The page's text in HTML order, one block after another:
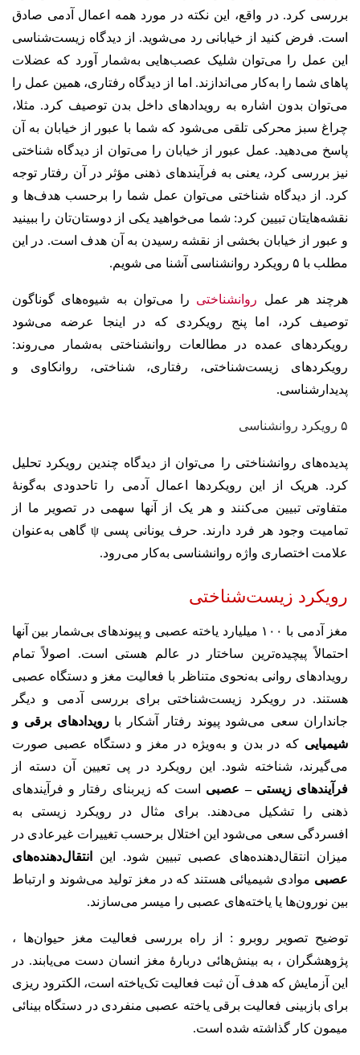
بررسی کرد. در واقع، این نکته در مورد همه اعمال آدمی صادق
است. فرض کنید از خیابانی رد می‌شوید. از دیدگاه زیست‌شناسی
این عمل را می‌توان شلیک عصب‌هایی به‌شمار آورد که عضلات
پاهای شما را به‌کار می‌اندازند. اما از دیدگاه رفتاری، همین عمل را
می‌توان بدون اشاره به رویدادهای داخل بدن توصیف کرد. مثلا،
چراغ سبز محرکی تلقی می‌شود که شما با عبور از خیابان به آن
پاسخ می‌دهید. عمل عبور از خیابان را می‌توان از دیدگاه شناختی
نیز بررسی کرد، یعنی به فرآیندهای ذهنی مؤثر در آن رفتار توجه
کرد. از دیدگاه شناختی می‌توان عمل شما را برحسب هدف‌ها و
نقشه‌هایتان تبیین کرد: شما می‌خواهید یکی از دوستان‌تان را ببینید
و عبور از خیابان بخشی از نقشه رسیدن به آن هدف است. در این
مطلب با ۵ رویکرد روانشناسی آشنا می شویم.
هرچند هر عمل روانشناختی را می‌توان به شیوه‌های گوناگون
توصیف کرد، اما پنج رویکردی که در اینجا عرضه می‌شود
رویکردهای عمده در مطالعات روانشناختی به‌شمار می‌روند:
رویکردهای زیست‌شناختی، رفتاری، شناختی، روانکاوی و
پدیدارشناسی.
۵ رویکرد روانشناسی
پدیده‌های روانشناختی را می‌توان از دیدگاه چندین رویکرد تحلیل
کرد. هریک از این رویکردها اعمال آدمی را تاحدودی به‌گونهٔ
متفاوتی تبیین می‌کنند و هر یک از آنها سهمی در تصویر ما از
تمامیت وجود هر فرد دارند. حرف یونانی پسی ψ گاهی به‌عنوان
علامت اختصاری واژه روانشناسی به‌کار می‌رود.
رویکرد زیست‌شناختی
مغز آدمی با ۱۰۰ میلیارد یاخته عصبی و پیوندهای بی‌شمار بین آنها
احتمالاً پیچیده‌ترین ساختار در عالم هستی است. اصولاً تمام
رویدادهای روانی به‌نحوی متناظر با فعالیت مغز و دستگاه عصبی
هستند. در رویکرد زیست‌شناختی برای بررسی آدمی و دیگر
جانداران سعی می‌شود پیوند رفتار آشکار بارویدادهای برقی و
شیمیایی که در بدن و به‌ویژه در مغز و دستگاه عصبی صورت
می‌گیرند، شناخته شود. این رویکرد در پی تعیین آن دسته از
فرآیندهای زیستی – عصبی است که زیربنای رفتار و فرآیندهای
ذهنی را تشکیل می‌دهند. برای مثال در رویکرد زیستی به
افسردگی سعی می‌شود این اختلال برحسب تغییرات غیرعادی در
میزان انتقال‌دهنده‌های عصبی تبیین شود. این
انتقال‌دهنده‌های
عصبی موادی شیمیائی هستند که در مغز تولید می‌شوند و ارتباط
بین نورون‌ها یا یاخته‌های عصبی را میسر می‌سازند.
توضیح تصویر روبرو : از راه بررسی فعالیت مغز حیوان‌ها ،
پژوهشگران ، به بینش‌هائی دربارهٔ مغز انسان دست می‌یابند. در
این آزمایش که هدف آن ثبت فعالیت تک‌یاخته است، الکترود ریزی
برای بازبینی فعالیت برقی یاخته عصبی منفردی در دستگاه بینائی
میمون کار گذاشته شده است.